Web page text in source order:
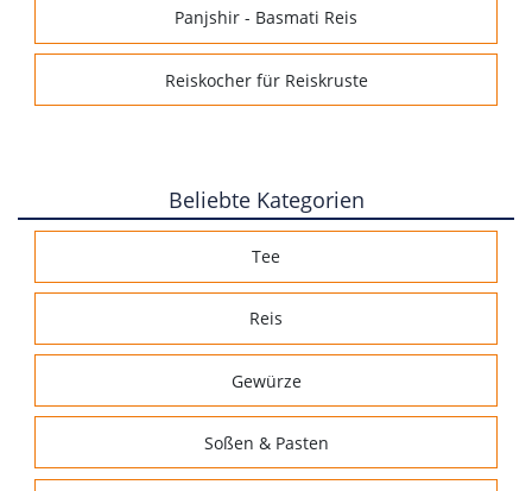
Panjshir - Basmati Reis
Reiskocher für Reiskruste
Beliebte Kategorien
Tee
Reis
Gewürze
Soßen & Pasten